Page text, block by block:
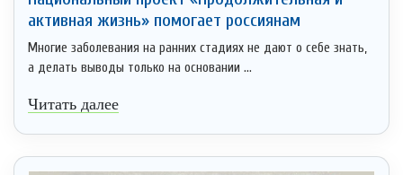
активная жизнь» помогает россиянам
Многие заболевания на ранних стадиях не дают о себе знать,
а делать выводы только на основании ...
Читать далее